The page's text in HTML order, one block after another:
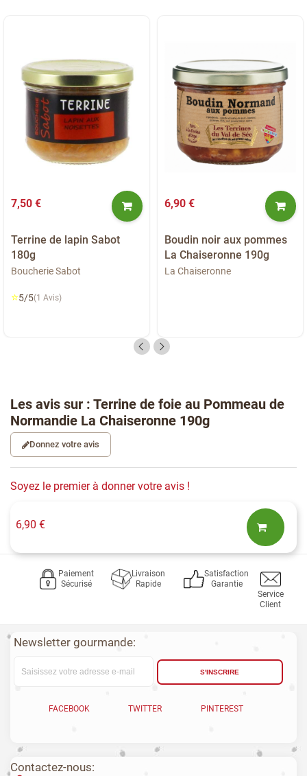
7,50 €
Terrine de lapin Sabot
180g
Boucherie Sabot
⭐5/5(1 Avis)
6,90 €
Boudin noir aux pommes
La Chaiseronne 190g
La Chaiseronne
Les avis sur : Terrine de foie au Pommeau de
Normandie La Chaiseronne 190g
Donnez votre avis
Soyez le premier à donner votre avis !
6,90 €
Paiement
Sécurisé
Livraison
Rapide
Satisfaction
Garantie
Service
Client
Newsletter gourmande:
S'INSCRIRE
FACEBOOK TWITTER PINTEREST
Contactez-nous: